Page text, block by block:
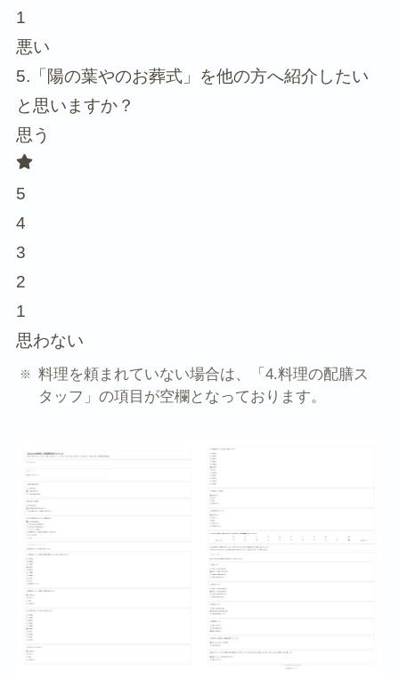
1
悪い
5.「陽の葉やのお葬式」を他の方へ紹介したい
と思いますか？
思う
5
4
3
2
1
思わない
料理を頼まれていない場合は、「4.料理の配膳ス
タッフ」の項目が空欄となっております。